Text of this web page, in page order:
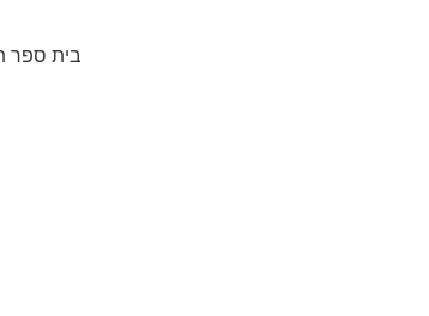
בית ספר